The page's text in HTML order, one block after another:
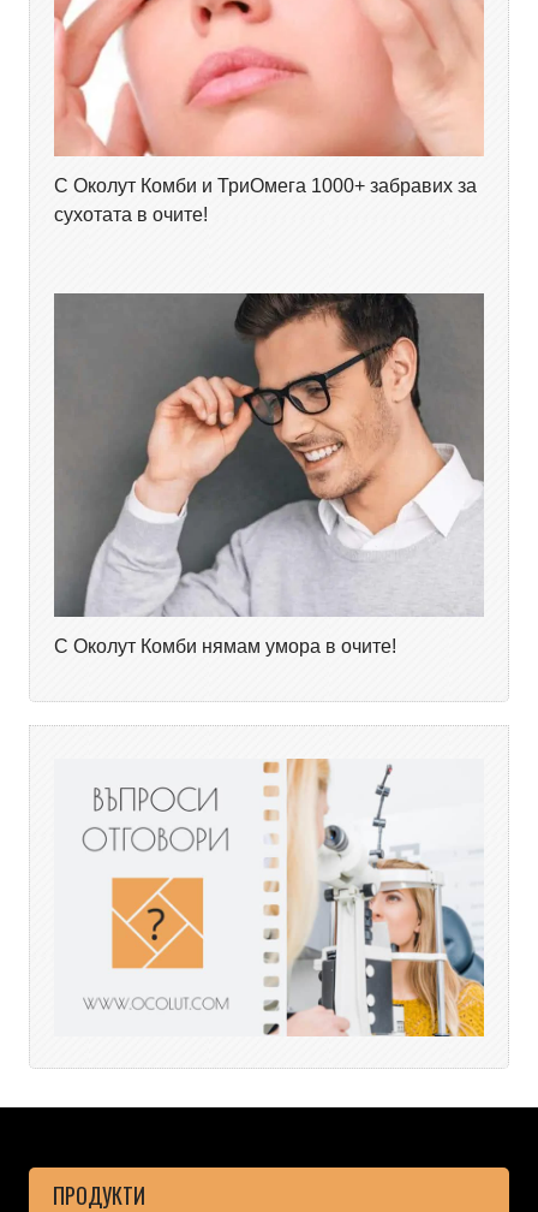
С Околут Комби и ТриОмега 1000+ забравих за
сухотата в очите!
С Околут Комби нямам умора в очите!
ПРОДУКТИ